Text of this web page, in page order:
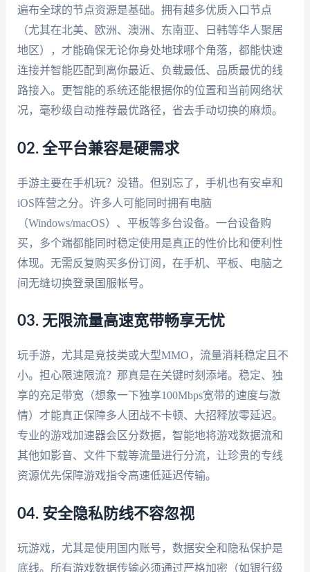
遍布全球的节点资源是基础。拥有越多优质入口节点
（尤其在北美、欧洲、澳洲、东南亚、日韩等华人聚居
地区），才能确保无论你身处地球哪个角落，都能快速
连接并智能匹配到离你最近、负载最低、品质最优的线
路接入。更智能的系统还能根据你的位置和当前网络状
况，毫秒级自动推荐最优路径，省去手动切换的麻烦。
02. 全平台兼容是硬需求
手游主要在手机玩？没错。但别忘了，手机也有安卓和
iOS阵营之分。许多人可能同时拥有电脑
（Windows/macOS）、平板等多台设备。一台设备购
买，多个端都能同时稳定使用是真正的性价比和便利性
体现。无需反复购买多份订阅，在手机、平板、电脑之
间无缝切换登录国服帐号。
03. 无限流量高速宽带畅享无忧
玩手游，尤其是竞技类或大型MMO，流量消耗稳定且不
小。担心限速限流？那真是在关键时刻添堵。稳定、独
享的充足带宽（想象一下独享100Mbps宽带的速度与激
情）才能真正保障多人团战不卡顿、大招释放零延迟。
专业的游戏加速器会区分数据，智能地将游戏数据流和
其他如影音、文件下载等流量进行分流，让珍贵的专线
资源优先保障游戏指令高速低延迟传输。
04. 安全隐私防线不容忽视
玩游戏，尤其是使用国内账号，数据安全和隐私保护是
底线。所有游戏数据传输必须通过严格加密（如银行级